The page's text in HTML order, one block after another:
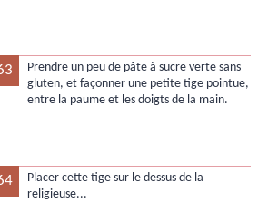
Prendre un peu de pâte à sucre verte sans
gluten, et façonner une petite tige pointue,
entre la paume et les doigts de la main.
Placer cette tige sur le dessus de la
religieuse...